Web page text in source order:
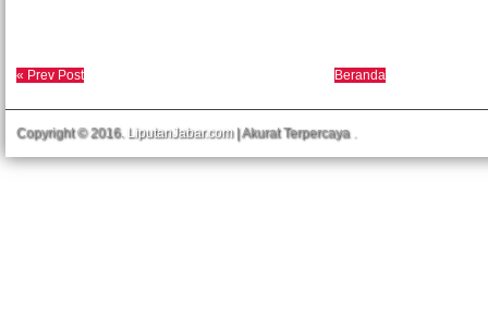
« Prev Post Beranda
Copyright © 2016. LiputanJabar.com| Akurat Terpercaya